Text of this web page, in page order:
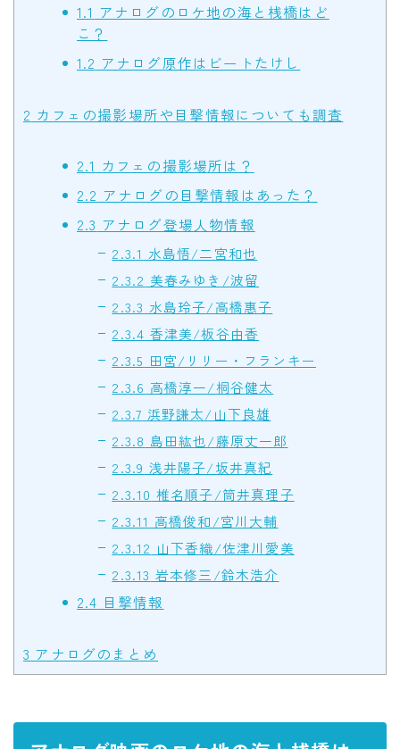
1.1 アナログのロケ地の海と桟橋はど
こ？
1.2 アナログ原作はビートたけし
2 カフェの撮影場所や目撃情報についても調査
2.1 カフェの撮影場所は？
2.2 アナログの目撃情報はあった？
2.3 アナログ登場人物情報
2.3.1 水島悟/二宮和也
2.3.2 美春みゆき/波留
2.3.3 水島玲子/高橋惠子
2.3.4 香津美/板谷由香
2.3.5 田宮/リリー・フランキー
2.3.6 高橋淳一/桐谷健太
2.3.7 浜野謙太/山下良雄
2.3.8 島田紘也/藤原丈一郎
2.3.9 浅井陽子/坂井真紀
2.3.10 椎名順子/筒井真理子
2.3.11 高橋俊和/宮川大輔
2.3.12 山下香織/佐津川愛美
2.3.13 岩本修三/鈴木浩介
2.4 目撃情報
3 アナログのまとめ